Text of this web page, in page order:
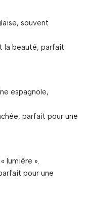
souvent
la beauté, parfait
espagnole,
parfait pour une
lumière ».
pour une